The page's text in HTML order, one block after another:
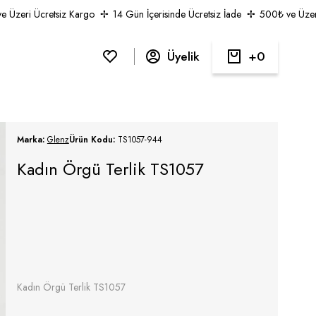
Ücretsiz Kargo 14 Gün İçerisinde Ücretsiz İade 500₺ ve Üzeri
Üyelik 0
Marka: GlenzÜrün Kodu: TS1057-944
Kadın Örgü Terlik TS1057
Kadın Örgü Terlik TS1057